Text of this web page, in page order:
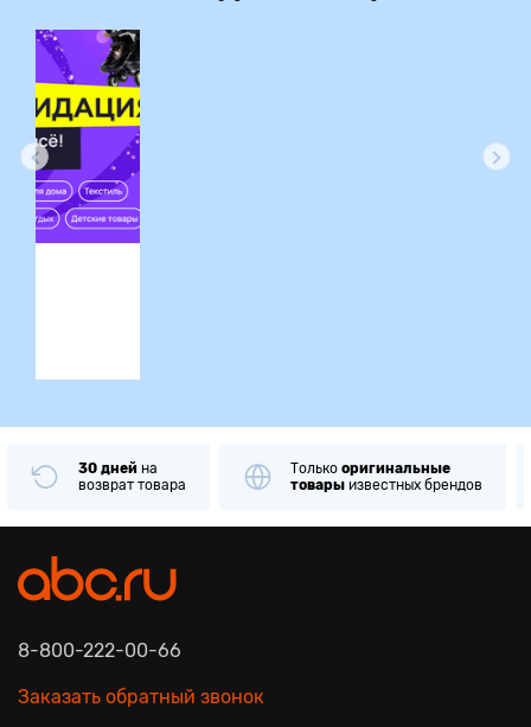
30 дней на
возврат товара
Только оригинальные
товары известных брендов
8-800-222-00-66
Заказать обратный звонок